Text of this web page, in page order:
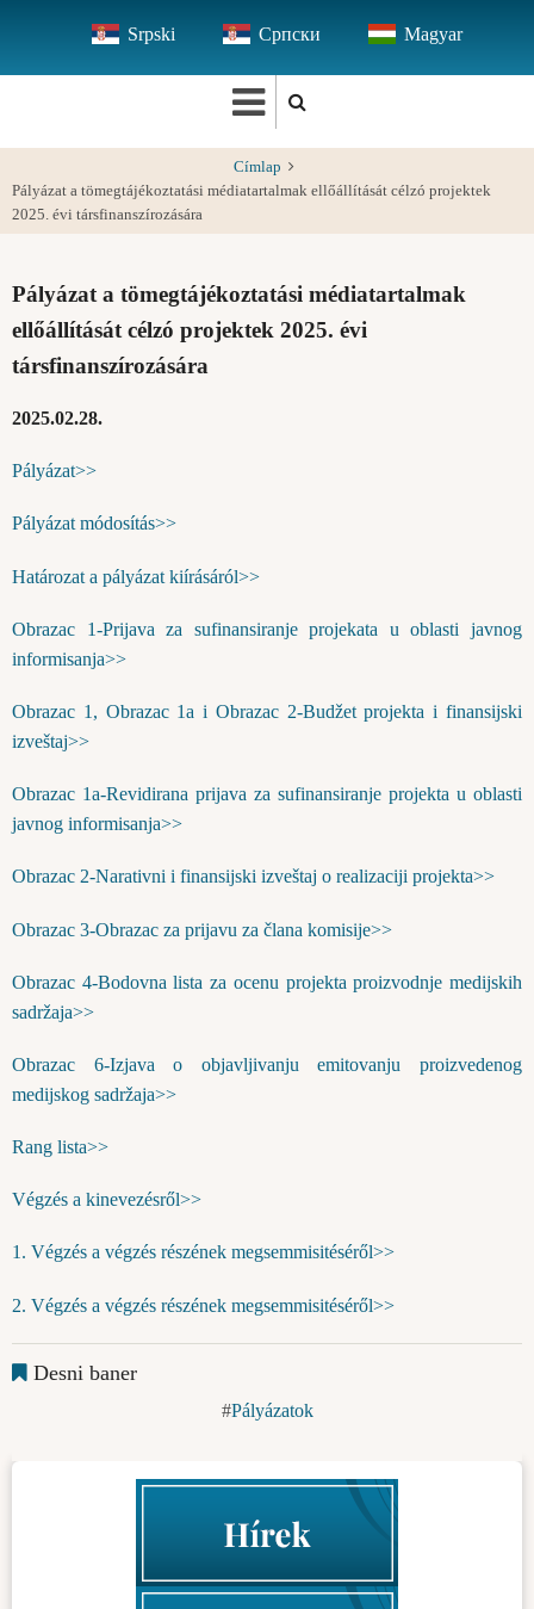
tartalomra
Srpski Српски Magyar
Címlap
Pályázat a tömegtájékoztatási médiatartalmak ellőállítását célzó projektek
2025. évi társfinanszírozására
Pályázat a tömegtájékoztatási médiatartalmak
ellőállítását célzó projektek 2025. évi
társfinanszírozására
2025.02.28.
Pályázat>>
Pályázat módosítás>>
Határozat a pályázat kiírásáról>>
Obrazac 1-Prijava za sufinansiranje projekata u oblasti javnog
informisanja>>
Obrazac 1, Obrazac 1a i Obrazac 2-Budžet projekta i finansijski
izveštaj>>
Obrazac 1a-Revidirana prijava za sufinansiranje projekta u oblasti
javnog informisanja>>
Obrazac 2-Narativni i finansijski izveštaj o realizaciji projekta>>
Obrazac 3-Obrazac za prijavu za člana komisije>>
Obrazac 4-Bodovna lista za ocenu projekta proizvodnje medijskih
sadržaja>>
Obrazac 6-Izjava o objavljivanju emitovanju proizvedenog
medijskog sadržaja>>
Rang lista>>
Végzés a kinevezésről>>
1. Végzés a végzés részének megsemmisitéséről>>
2. Végzés a végzés részének megsemmisitéséről>>
Desni baner
Pályázatok